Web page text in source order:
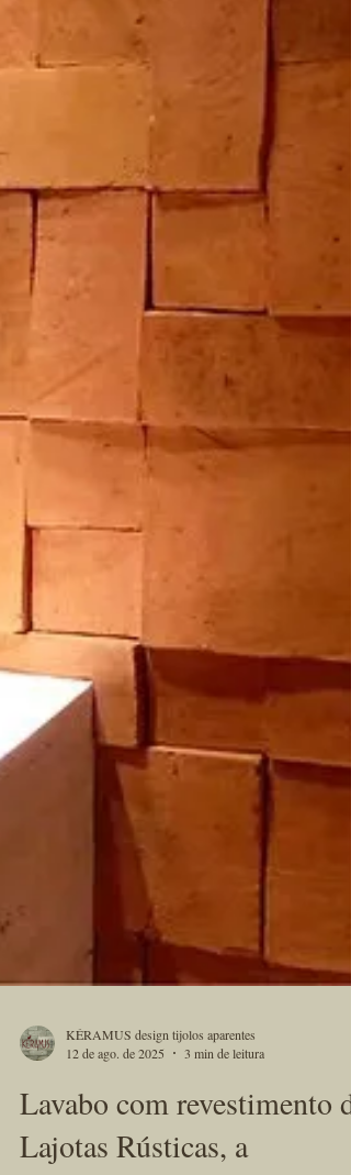
interiores e exteriores. Produzidos artesanalmente
em cerâmica natural e queimados em alta
temperatura, esses tijolos oferecem resistência e
único e sofisticado. Aplicações versáteis Estes
tijolos podem ser aplicados tanto em paredes
quanto em pisos, permitindo combinações